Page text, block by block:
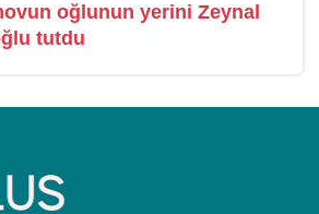
oğlunun yerini Zeynal
tutdu